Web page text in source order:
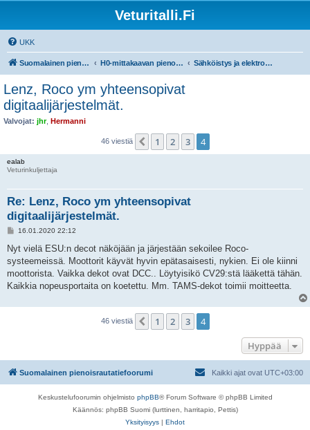
Veturitalli.Fi
UKK
Suomalainen pienoisrautatiefoorumi H0-mittakaavan pienoisrautatiet Sähköistys ja elektroniikka
Lenz, Roco ym yhteensopivat
digitaalijärjestelmät.
Valvojat: jhr, Hermanni
46 viestiä Edellinen
1 2 3 4
ealab
Veturinkuljettaja
Re: Lenz, Roco ym yhteensopivat
digitaalijärjestelmät.
V
e
s
t
i
16.01.2020 22:12
Nyt vielä ESU:n decot näköjään ja järjestään sekoilee Roco-
systeemeissä. Moottorit käyvät hyvin epätasaisesti, nykien. Ei ole kiinni
moottorista. Vaikka dekot ovat DCC.. Löytyisikö CV29:stä lääkettä tähän.
Kaikkia nopeusportaita on koetettu. Mm. TAMS-dekot toimii moitteetta.
46 viestiä Edellinen
1 2 3
4
Hyppää
Suomalainen pienoisrautatiefoorumi Kaikki ajat ovat UTC+03:00
Keskustelufoorumin ohjelmisto phpBB® Forum Software © phpBB Limited
Käännös: phpBB Suomi (lurttinen, harritapio, Pettis)
Yksityisyys | Ehdot